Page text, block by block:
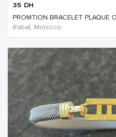
35 DH
PROMTION BRACELET PLAQUE
Rabat, Morocco